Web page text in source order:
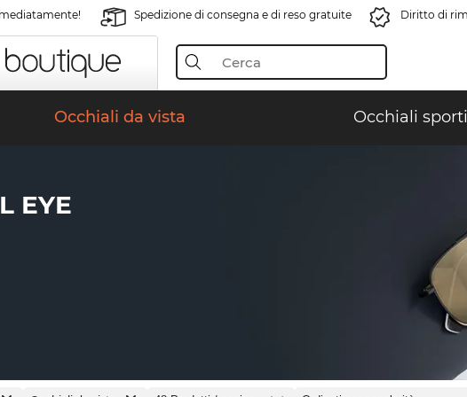
Spedizione di consegna e di reso gratuite Diritto di
Occhiali da vista Occhiali
EYE